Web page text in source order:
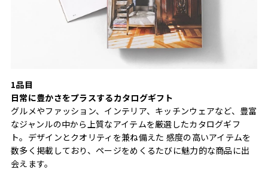
1品目
日常に豊かさをプラスするカタログギフト
グルメやファッション、インテリア、キッチンウェアなど、豊富
なジャンルの中から上質なアイテムを厳選したカタログギフ
ト。デザインとクオリティを兼ね備えた 感度の高いアイテムを
数多く掲載しており、ページをめくるたびに魅力的な商品に出
会えます。